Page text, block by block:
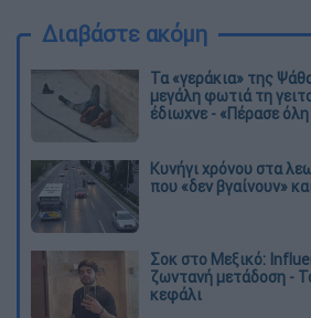
Διαβάστε ακόμη
Τα «γεράκια» της
μεγάλη φωτιά τη
έδιωχνε - «Πέρασε
Κυνήγι χρόνου στα
που «δεν βγαίνουν»
Σοκ στο Μεξικό:
ζωντανή μετάδοση -
κεφάλι